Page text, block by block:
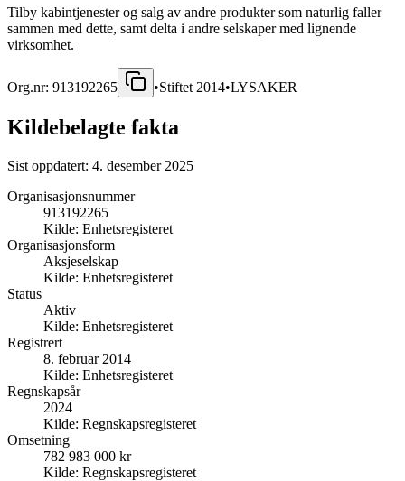
Tilby kabintjenester og salg av andre produkter som naturlig faller
sammen med dette, samt delta i andre selskaper med lignende
virksomhet.
Org.nr: 913192265 •Stiftet 2014•LYSAKER
Kildebelagte fakta
Sist oppdatert: 4. desember 2025
Organisasjonsnummer
913192265
Kilde: Enhetsregisteret
Organisasjonsform
Aksjeselskap
Kilde: Enhetsregisteret
Status
Aktiv
Kilde: Enhetsregisteret
Registrert
8. februar 2014
Kilde: Enhetsregisteret
Regnskapsår
2024
Kilde: Regnskapsregisteret
Omsetning
782 983 000 kr
Kilde: Regnskapsregisteret